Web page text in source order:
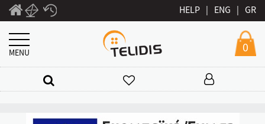
HELP | ENG | GR
MENU 0